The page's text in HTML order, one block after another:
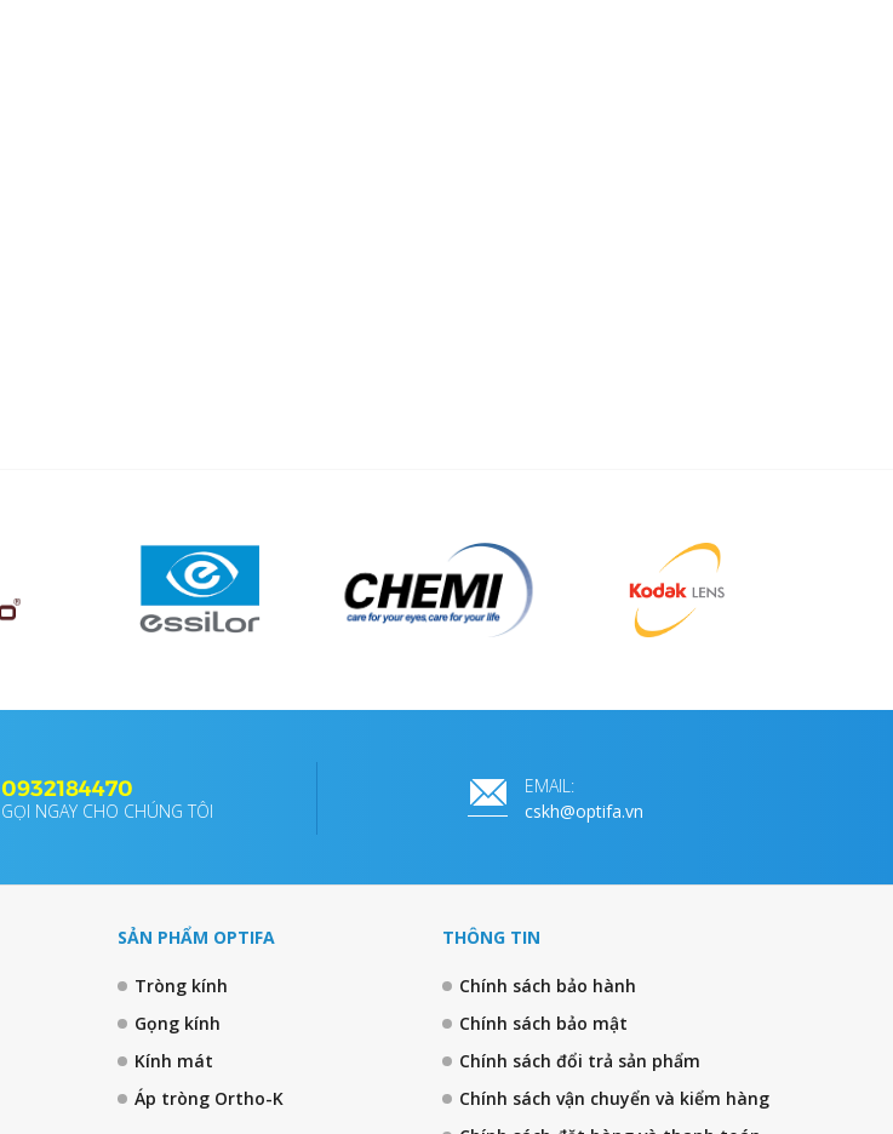
0932184470
GỌI NGAY CHO CHÚNG TÔI
EMAIL:
cskh@optifa.vn
SẢN PHẨM OPTIFA
Tròng kính
Gọng kính
Kính mát
Áp tròng Ortho-K
THÔNG TIN
Chính sách bảo hành
Chính sách bảo mật
Chính sách đổi trả sản phẩm
Chính sách vận chuyển và kiểm hàng